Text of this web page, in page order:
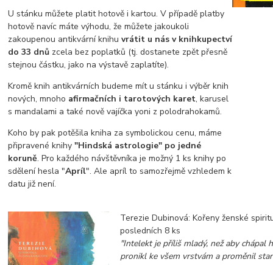
U stánku můžete platit hotově i kartou. V případě platby
hotově navíc máte výhodu, že můžete jakoukoli
zakoupenou antikvární knihuvrátit u nás v knihkupectví
do 33 dnů zcela bez poplatků (tj. dostanete zpět přesně
stejnou částku, jako na výstavě zaplatíte).
Kromě knih antikvárních budeme mít u stánku i výběr knih
nových, mnoho afirmačních i tarotových karet, karusel
s mandalami a také nově vajíčka yoni z polodrahokamů.
Koho by pak potěšila kniha za symbolickou cenu, máme
připravené knihy "Hindská astrologie" po jedné
koruně. Pro každého návštěvníka je možný 1 ks knihy po
sdělení hesla "Apríl". Ale apríl to samozřejmě vzhledem k
datu již není.
Terezie Dubinová: Kořeny ženské
posledních 8 ks
"Intelekt je příliš mladý, než aby chápal
pronikl ke všem vrstvám a proměnil